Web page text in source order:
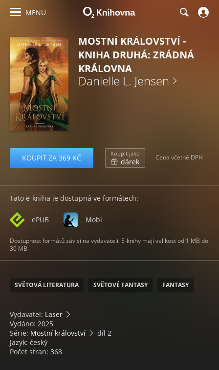
MENU
MOSTNÍ KRÁLOVSTVÍ -
KNIHA DRUHÁ: ZRÁDNÁ
KRÁLOVNA
Danielle L. Jensen
KOUPIT ZA 369 KČ Koupit jako
dárek Cena včetně DPH
Tato e-kniha je dostupná ve formátech:
ePUB Mobi
Dostupnost formátů závisí na vydavateli. E-knihy mají velikost od 1 MB do
30 MB.
SVĚTOVÁ LITERATURA SVĚTOVÉ FANTASY FANTASY
Vydavatel: Laser
Vydáno: 2025
Série: Mostní království
díl 2
Jazyk: český
Počet stran: 368